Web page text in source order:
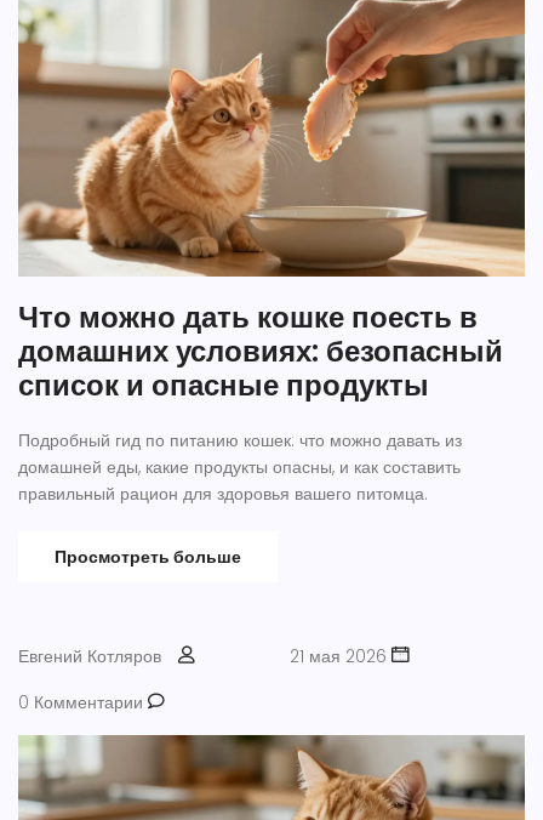
Что можно дать кошке поесть в
домашних условиях: безопасный
список и опасные продукты
Подробный гид по питанию кошек: что можно давать из
домашней еды, какие продукты опасны, и как составить
правильный рацион для здоровья вашего питомца.
Просмотреть больше
Евгений Котляров
21 мая 2026
0 Комментарии